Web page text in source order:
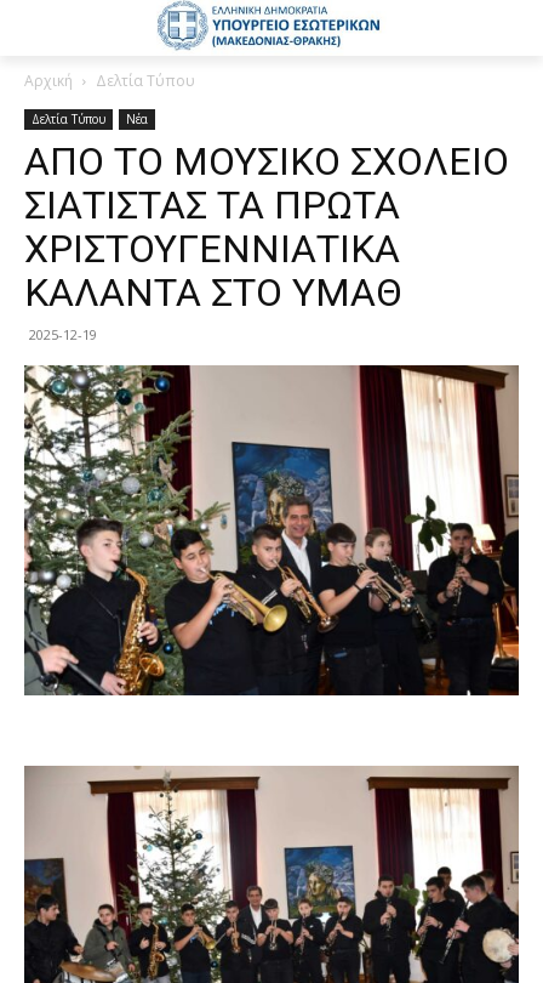
Αρχική Δελτία Τύπου
Δελτία Τύπου Νέα
ΑΠΟ ΤΟ ΜΟΥΣΙΚΟ ΣΧΟΛΕΙΟ
ΣΙΑΤΙΣΤΑΣ ΤΑ ΠΡΩΤΑ
ΧΡΙΣΤΟΥΓΕΝΝΙΑΤΙΚΑ
ΚΑΛΑΝΤΑ ΣΤΟ ΥΜΑΘ
2025-12-19